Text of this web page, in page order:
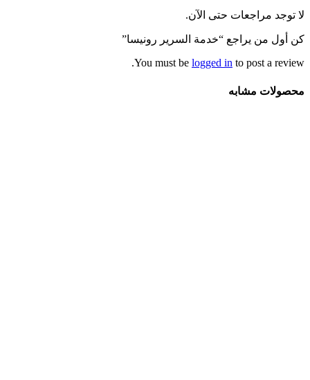
لا توجد مراجعات حتى الآن.
كن أول من يراجع “خدمة السرير رونیسا”
You must be logged in to post a review.
محصولات مشابه